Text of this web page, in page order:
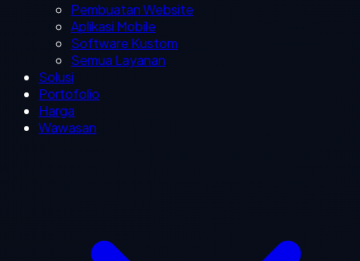
Pembuatan Website
Aplikasi Mobile
Software Kustom
Semua Layanan
Solusi
Portofolio
Harga
Wawasan